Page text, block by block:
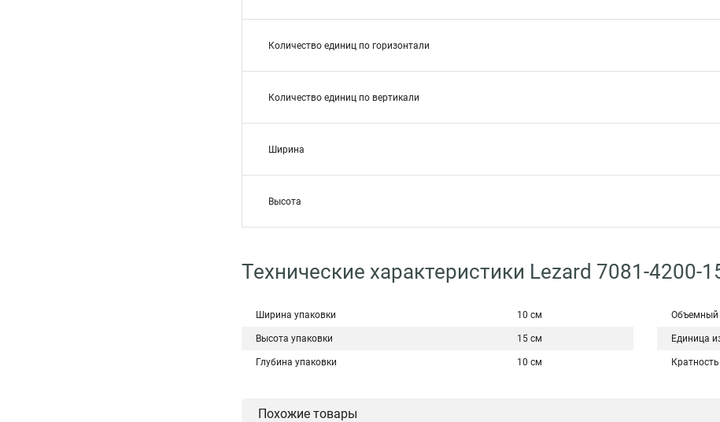
Количество единиц по горизонтали
Количество единиц по вертикали
Ширина
Высота
Технические характеристики Lezard 7081-4200-
Ширина упаковки 10 см
Высота упаковки 15 см
Глубина упаковки 10 см
Объемный
Единица
Похожие товары